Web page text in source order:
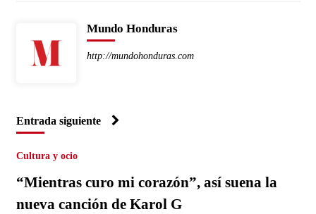
Mundo Honduras
http://mundohonduras.com
Entrada siguiente
Cultura y ocio
“Mientras curo mi corazón”, así suena la
nueva canción de Karol G